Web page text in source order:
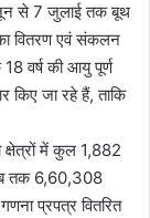
जून से 7 जुलाई तक बूथ
वितरण एवं संकलन
वर्ष की आयु पूर्ण
किए जा रहे हैं, ताकि
क्षेत्रों में कुल 1,882
तक 6,60,308
प्रपत्र वितरित